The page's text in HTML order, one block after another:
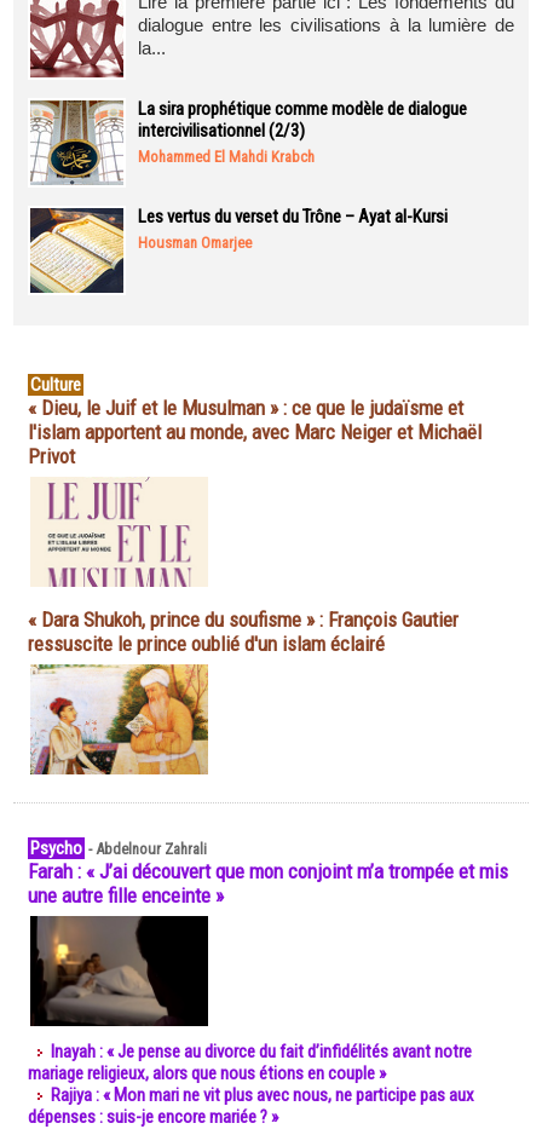
dialogue entre les civilisations à la lumière de
la...
La sira prophétique comme modèle de dialogue
intercivilisationnel (2/3)
Mohammed El Mahdi Krabch
Les vertus du verset du Trône – Ayat al-Kursi
Housman Omarjee
Culture
« Dieu, le Juif et le Musulman » : ce que le judaïsme et
l'islam apportent au monde, avec Marc Neiger et Michaël
Privot
« Dara Shukoh, prince du soufisme » : François Gautier
ressuscite le prince oublié d'un islam éclairé
Psycho -Abdelnour Zahrali
Farah : « J’ai découvert que mon conjoint m’a trompée et mis
une autre fille enceinte »
Inayah : « Je pense au divorce du fait d’infidélités avant notre
mariage religieux, alors que nous étions en couple »
Rajiya : « Mon mari ne vit plus avec nous, ne participe pas aux
dépenses : suis-je encore mariée ? »